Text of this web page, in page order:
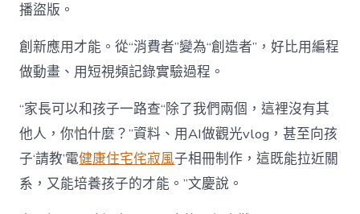
播盜版。
創新應用才能。從“消費者”變為“創造者”，好比用編程
做動畫、用短視頻記錄實驗過程。
“家長可以和孩子一路查“除了我們兩個，這裡沒有其
他人，你怕什麼？”資料、用AI做觀光vlog，甚至向孩
子‘請教’電健康住宅侘寂風子相冊制作，這既能拉近關
系，又能培養孩子的才能。”文慶說。